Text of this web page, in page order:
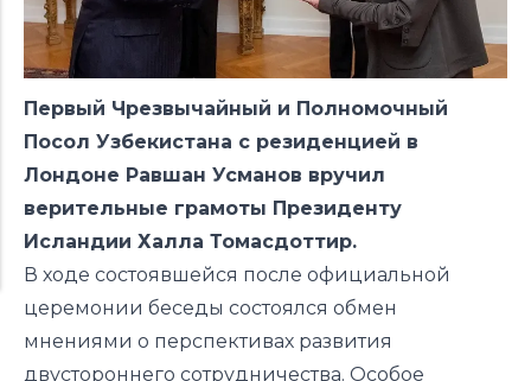
Первый Чрезвычайный и Полномочный
Посол Узбекистана с резиденцией в
Лондоне Равшан Усманов вручил
верительные грамоты Президенту
Исландии Халла Томасдоттир.
В ходе состоявшейся после официальной
церемонии беседы cостоялся обмен
мнениями о перспективах развития
двустороннего сотрудничества. Особое